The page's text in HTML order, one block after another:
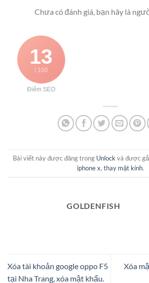
Chưa có đánh giá, bạn hãy là
13
/ 100
Điểm SEO
Bài viết này được đăng trong Unlockvà được
iphone x, thay mặt kính.
GOLDENFISH
Xóa tài khoản google oppo F5
tại Nha Trang, xóa mật khẩu.
Xóa